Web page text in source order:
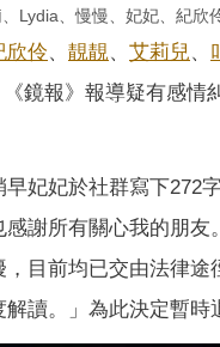
Lydia、慢慢、妃妃、紀欣
欣伶、 靚靚、 艾莉兒、
鏡報》報導疑有感情
妃妃於社群寫下272
謝所有關心我的朋
目前均已交由法律
讀。」為此決定暫時